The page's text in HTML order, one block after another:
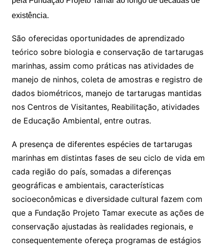
existência.
São oferecidas oportunidades de aprendizado
teórico sobre biologia e conservação de tartarugas
marinhas, assim como práticas nas atividades de
manejo de ninhos, coleta de amostras e registro de
dados biométricos, manejo de tartarugas mantidas
nos Centros de Visitantes, Reabilitação, atividades
de Educação Ambiental, entre outras.
A presença de diferentes espécies de tartarugas
marinhas em distintas fases de seu ciclo de vida em
cada região do país, somadas a diferenças
geográficas e ambientais, características
socioeconômicas e diversidade cultural fazem com
que a Fundação Projeto Tamar execute as ações de
conservação ajustadas às realidades regionais, e
consequentemente ofereça programas de estágios